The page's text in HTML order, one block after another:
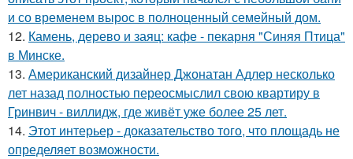
и со временем вырос в полноценный семейный дом.
12. Камень, дерево и заяц: кафе - пекарня "Синяя Птица"
в Минске.
13. Американский дизайнер Джонатан Адлер несколько
лет назад полностью переосмыслил свою квартиру в
Гринвич - виллидж, где живёт уже более 25 лет.
14. Этот интерьер - доказательство того, что площадь не
определяет возможности.